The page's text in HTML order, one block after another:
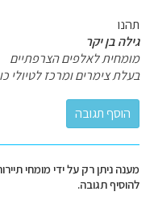
תהנו
גילה בן יקר
מומחית לאלפים הצרפתיים
בעלת צימרים ומרכז לטיולי
מענה ניתן רק על ידי מומחי
להוסיף תגובה.